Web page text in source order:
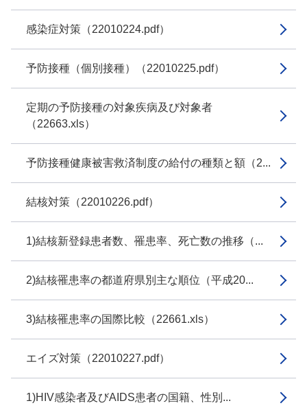
感染症対策（22010224.pdf）
予防接種（個別接種）（22010225.pdf）
定期の予防接種の対象疾病及び対象者
（22663.xls）
予防接種健康被害救済制度の給付の種類と額（2...
結核対策（22010226.pdf）
1)結核新登録患者数、罹患率、死亡数の推移（...
2)結核罹患率の都道府県別主な順位（平成20...
3)結核罹患率の国際比較（22661.xls）
エイズ対策（22010227.pdf）
1)HIV感染者及びAIDS患者の国籍、性別...